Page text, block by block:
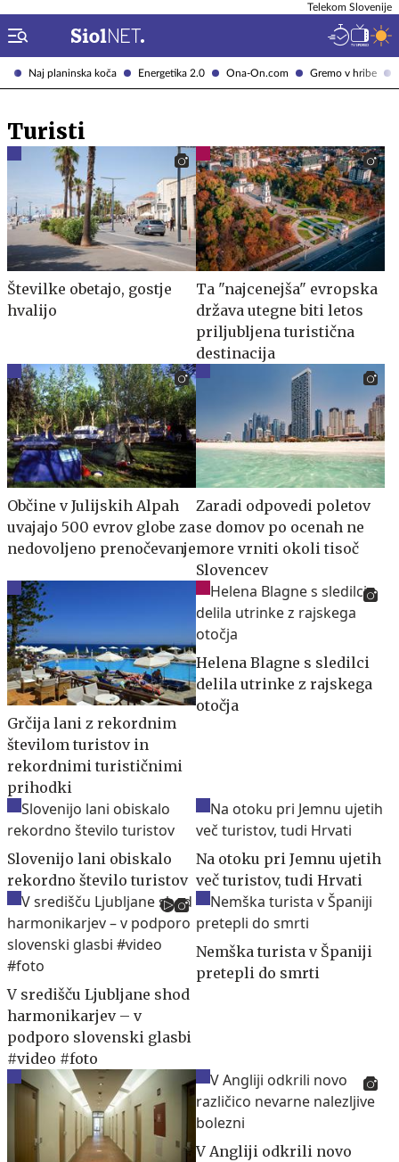
Naj planinska koča Energetika 2.0 Ona-On.com Gremo v hribe
Telekom Slovenije
Turisti
Številke obetajo, gostje
hvalijo
Ta "najcenejša" evropska
država utegne biti letos
priljubljena turistična
destinacija
Občine v Julijskih Alpah
uvajajo 500 evrov globe za
nedovoljeno prenočevanje
Zaradi odpovedi poletov
se domov po ocenah ne
more vrniti okoli tisoč
Slovencev
Grčija lani z rekordnim
številom turistov in
rekordnimi turističnimi
prihodki
Helena Blagne s sledilci
delila utrinke z rajskega
otočja
Slovenijo lani obiskalo
rekordno število turistov
Na otoku pri Jemnu ujetih
več turistov, tudi Hrvati
V središču Ljubljane shod
harmonikarjev – v
podporo slovenski glasbi
#video #foto
Nemška turista v Španiji
pretepli do smrti
V Angliji odkrili novo